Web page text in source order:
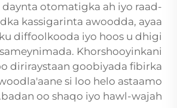
daynta otomatigka ah iyo raad-
kassigarinta awoodda, ayaa
diffoolkooda iyo hoos u dhigi
Khorshooyinkani
diriraystaan goobiyada fibirka
si loo helo astaamo
badan oo shaqo iyo hawl-wajah.